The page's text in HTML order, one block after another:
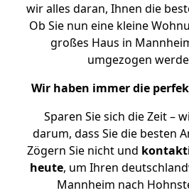
wir alles daran, Ihnen die
Ob Sie nun eine kleine
großes Haus in
umgezogen
Wir haben immer die
Sparen Sie sich die Zeit –
darum, dass Sie die besten
Zögern Sie nicht und
heute, um Ihren
Mannheim nach